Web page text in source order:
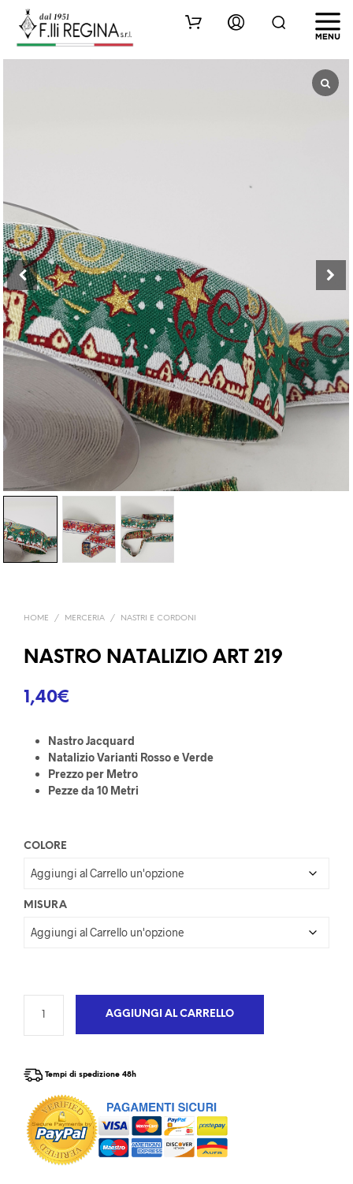
HOME / MERCERIA / NASTRI E CORDONI
NASTRO NATALIZIO ART 219
1,40€
Nastro Jacquard
Natalizio Varianti Rosso e Verde
Prezzo per Metro
Pezze da 10 Metri
COLORE
MISURA
AGGIUNGI AL CARRELLO
Tempi di spedizione 48h